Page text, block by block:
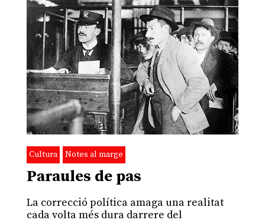
Cultura Notes al marge
Paraules de pas
La correcció política amaga una realitat
cada volta més dura darrere del